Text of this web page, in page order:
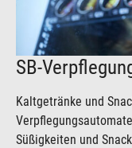
SB-
Kaltgetränke und
Süßigkeiten und